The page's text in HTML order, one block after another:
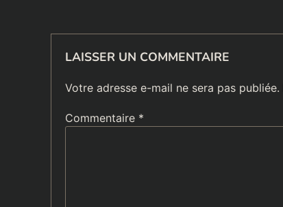
LAISSER UN COMMENTAIRE
Votre adresse e-mail ne sera pas publiée.
Commentaire *